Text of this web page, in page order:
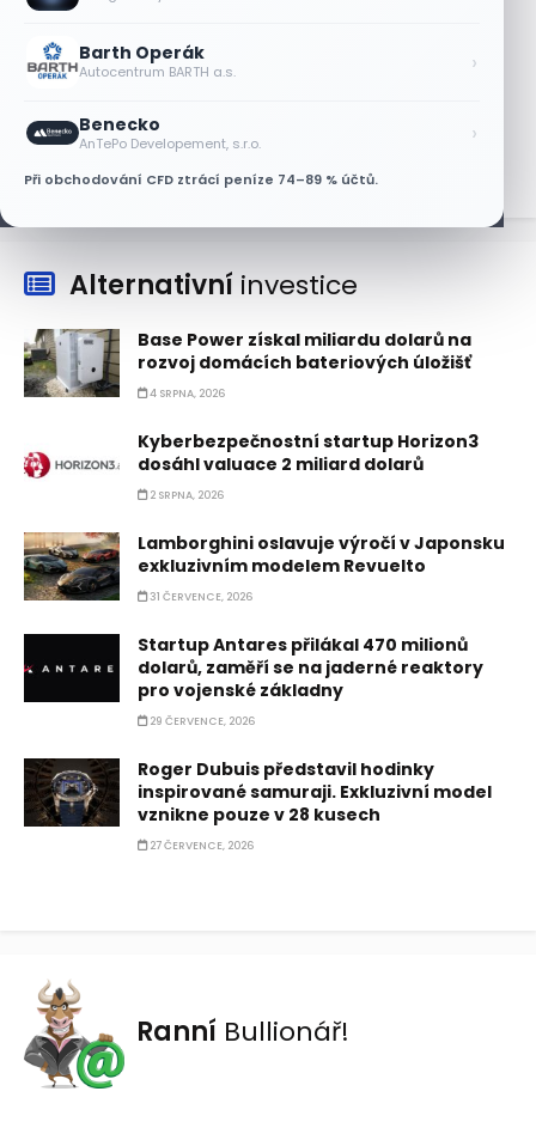
Barth Operák
Autocentrum BARTH a.s. ›
Benecko
AnTePo Developement, s.r.o. ›
Při obchodování CFD ztrácí peníze 74–89 % účtů.
Tesla míří na obrovský trh
samořiditelných aut. Akcie reagují
7 SRPNA, 2026
Alternativní investice
Base Power získal miliardu dolarů na
rozvoj domácích bateriových úložišť
4 SRPNA, 2026
Kyberbezpečnostní startup Horizon3
dosáhl valuace 2 miliard dolarů
2 SRPNA, 2026
Lamborghini oslavuje výročí v Japonsku
exkluzivním modelem Revuelto
31 ČERVENCE, 2026
Startup Antares přilákal 470 milionů
dolarů, zaměří se na jaderné reaktory
pro vojenské základny
29 ČERVENCE, 2026
Roger Dubuis představil hodinky
inspirované samuraji. Exkluzivní model
vznikne pouze v 28 kusech
27 ČERVENCE, 2026
Ranní Bullionář!